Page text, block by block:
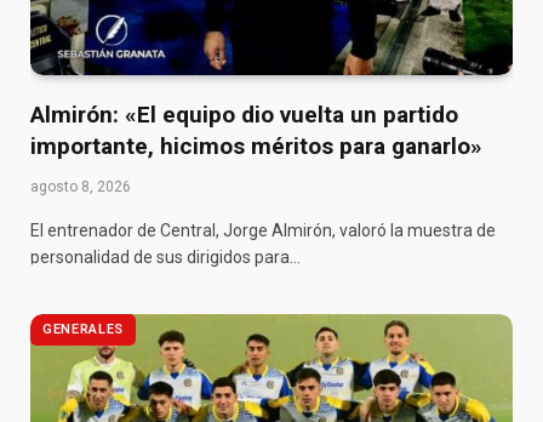
Almirón: «El equipo dio vuelta un partido
importante, hicimos méritos para ganarlo»
agosto 8, 2026
El entrenador de Central, Jorge Almirón, valoró la muestra de
personalidad de sus dirigidos para…
GENERALES